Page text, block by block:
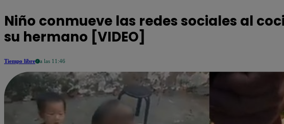
Niño conmueve las redes sociales al
su hermano [VIDEO]
Tiempo libre a las 11:46